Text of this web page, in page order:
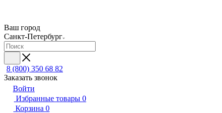
Ваш город
Санкт-Петербург
8 (800) 350 68 82
Заказать звонок
Войти
Избранные товары 0
Корзина 0